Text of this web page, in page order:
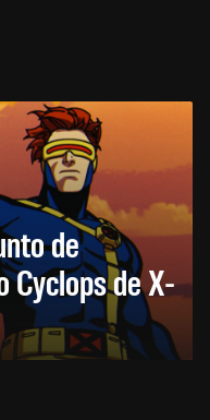
de
Cyclops de X-